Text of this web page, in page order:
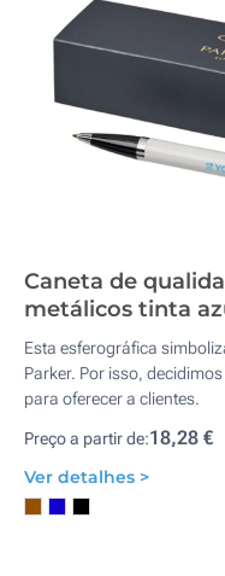
Caneta de
metálicos tinta
Esta esferográfica
Parker. Por isso,
para oferecer a clientes.
Preço a partir de:18,28 €
Ver detalhes >